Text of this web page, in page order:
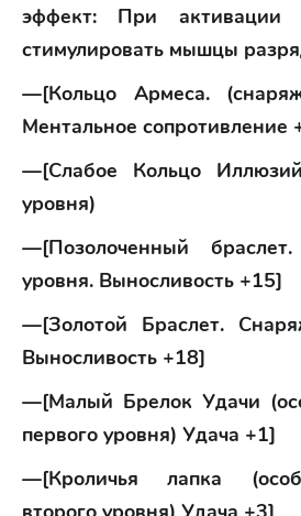
эффект: При активации
стимулировать мышцы
—[Кольцо Армеса.
Ментальное сопротивление
—[Слабое Кольцо
уровня)
—[Позолоченный
уровня. Выносливость +15]
—[Золотой Браслет.
Выносливость +18]
—[Малый Брелок Удачи
первого уровня) Удача +1]
—[Кроличья лапка